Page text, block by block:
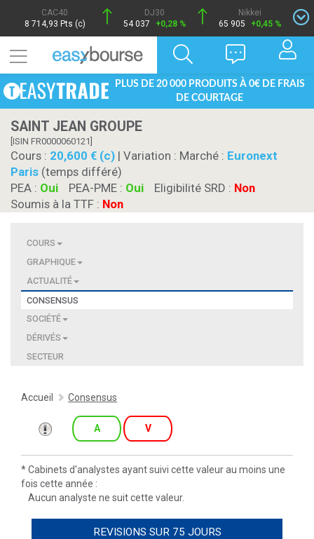
CAC40
8 714,93 Pts (c)
DJ30
54 037
+0,28 %
Nikkei
65 905
+0,45 %
PLUS DE 20 000 PRODUITS À 0€ DE FRAIS
DE COURTAGE
SAINT JEAN GROUPE
[ISIN FR0000060121]
Cours : 20,600 € (c) | Variation : Marché : Euronext
Paris (temps différé)
PEA : Oui PEA-PME : Oui Eligibilité SRD : Non
Soumis à la TTF : Non
COURS
GRAPHIQUE
ACTUALITÉ
CONSENSUS
SOCIÉTÉ
DÉRIVÉS
SECTEUR
Accueil Consensus
A V
*Cabinets d'analystes ayant suivi cette valeur au moins une
fois cette année :
Aucun analyste ne suit cette valeur.
REVISIONS SUR 75 JOURS